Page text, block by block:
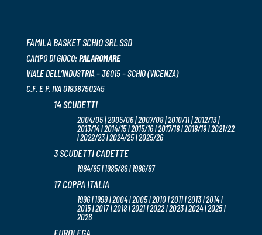
FAMILA BASKET SCHIO SRL SSD
CAMPO DI GIOCO:PALAROMARE
VIALE DELL’INDUSTRIA – 36015 – SCHIO (VICENZA)
C.F. E P. IVA 01938750245
14 SCUDETTI
2004/05 | 2005/06 | 2007/08 | 2010/11 | 2012/13 |
2013/14 | 2014/15 | 2015/16 | 2017/18 | 2018/19 | 2021/22
| 2022/23 | 2024/25 | 2025/26
3 SCUDETTI CADETTE
1984/85 | 1985/86 | 1986/87
17 COPPA ITALIA
1996 | 1999 | 2004 | 2005 | 2010 | 2011 | 2013 | 2014 |
2015 | 2017 | 2018 | 2021 | 2022 | 2023 | 2024 | 2025 |
2026